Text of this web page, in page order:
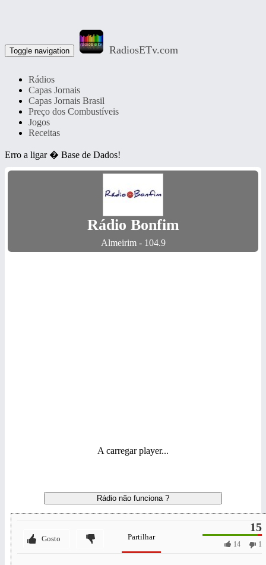
Toggle navigation RadiosETv.com
Rádios
Capas Jornais
Capas Jornais Brasil
Preço dos Combustíveis
Jogos
Receitas
Erro a ligar � Base de Dados!
Rádio Bonfim
Almeirim - 104.9
A carregar player...
Rádio não funciona ?
Gosto Partilhar
15
1
14